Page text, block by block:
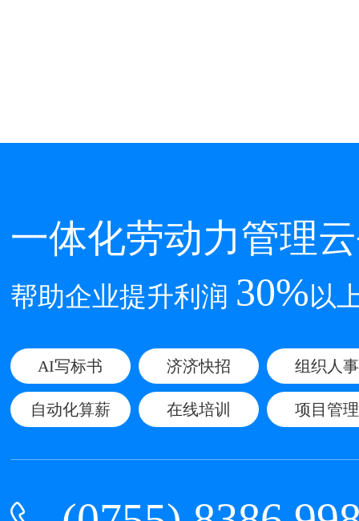
一体化劳动力管理
帮助企业提升利润 30%以
AI写标书 济济快招 组织人事
自动化算薪 在线培训 项目管理